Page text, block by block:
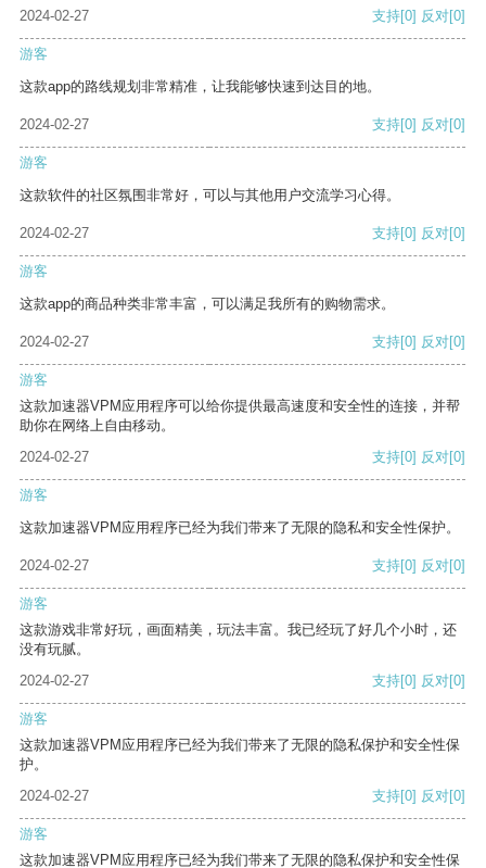
2024-02-27
支持[0] 反对[0]
游客
这款app的路线规划非常精准，让我能够快速到达目的地。
2024-02-27 支持[0] 反对[0]
游客
这款软件的社区氛围非常好，可以与其他用户交流学习心得。
2024-02-27 支持[0] 反对[0]
游客
这款app的商品种类非常丰富，可以满足我所有的购物需求。
2024-02-27 支持[0] 反对[0]
游客
这款加速器VPM应用程序可以给你提供最高速度和安全性的连接，并帮
助你在网络上自由移动。
2024-02-27
支持[0] 反对[0]
游客
这款加速器VPM应用程序已经为我们带来了无限的隐私和安全性保护。
2024-02-27 支持[0] 反对[0]
游客
这款游戏非常好玩，画面精美，玩法丰富。我已经玩了好几个小时，还
没有玩腻。
2024-02-27
支持[0] 反对[0]
游客
这款加速器VPM应用程序已经为我们带来了无限的隐私保护和安全性保
护。
2024-02-27
支持[0] 反对[0]
游客
这款加速器VPM应用程序已经为我们带来了无限的隐私保护和安全性保